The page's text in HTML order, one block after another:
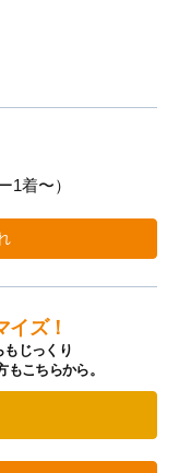
1着〜）
イズ！
もじっくり
こちらから。